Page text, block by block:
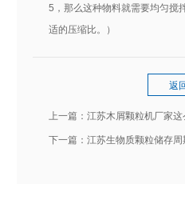
5，那么这种物料就需要均匀搅
适的压缩比。）
返
上一篇：江苏木屑颗粒机厂家这
下一篇：江苏生物质颗粒储存